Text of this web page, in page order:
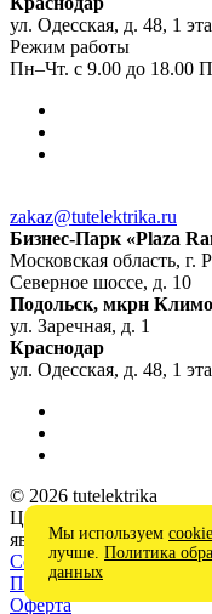
ул. Одесская, д. 48, 1
Режим работы
Пн–Чт. с 9.00 до 18.00
zakaz@tutelektrika.ru
Бизнес-Парк «Plaza
Московская область, г.
Северное шоссе, д. 10
Подольск, мкрн
ул. Заречная, д. 1
Краснодар
ул. Одесская, д. 48, 1
© 2026 tutelektrika
Цены на сайте носят
являются публичной
Соглашение на
Политика в отношении
Оферта
Мы используем
лучше. Политика
данных